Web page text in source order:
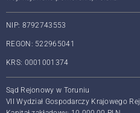
NIP: 8792743553
REGON: 522965041
KRS: 0001001374
Sąd Rejonowy w Toruniu
VII Wydział Gospodarczy Krajowego